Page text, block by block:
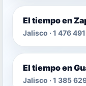
El tiempo en
Jalisco · 1 476
El tiempo en
Jalisco · 1 385